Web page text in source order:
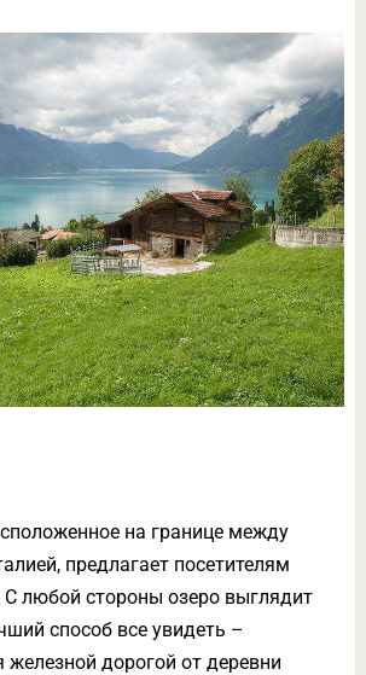
на границе между
предлагает посетителям
любой стороны озеро выглядит
способ все увидеть –
железной дорогой от деревни